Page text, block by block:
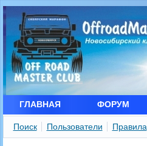
ГЛАВНАЯ ФОРУМ
Поиск Пользователи Правила